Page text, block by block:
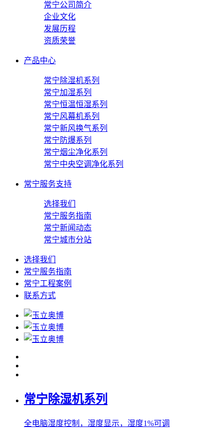
常宁公司简介
企业文化
发展历程
资质荣誉
产品中心
常宁除湿机系列
常宁加湿系列
常宁恒温恒湿系列
常宁风幕机系列
常宁新风换气系列
常宁防爆系列
常宁烟尘净化系列
常宁中央空调净化系列
常宁服务支持
选择我们
常宁服务指南
常宁新闻动态
常宁城市分站
选择我们
常宁服务指南
常宁工程案例
联系方式
常宁除湿机系列
全电脑湿度控制，湿度显示，湿度1%可调